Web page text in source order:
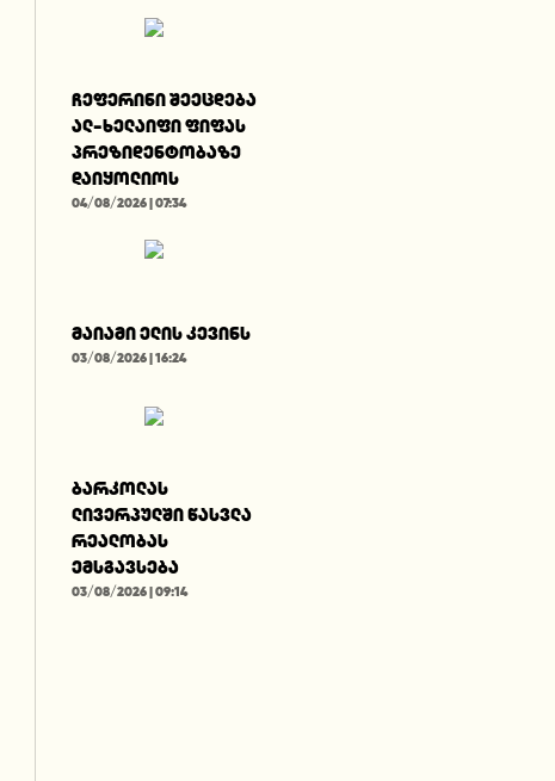
ჩეფერინი შეეცდება
ალ-ხელაიფი ფიფას
პრეზიდენტობაზე
დაიყოლიოს
04/08/2026 | 07:34
მაიამი ელის კევინს
03/08/2026 | 16:24
ბარკოლას
ლივერპულში წასვლა
რეალობას
ემსგავსება
03/08/2026 | 09:14